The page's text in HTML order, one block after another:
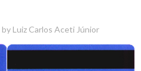
by Luiz Carlos Aceti Júnior